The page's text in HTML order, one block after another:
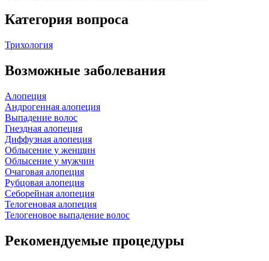
Категория вопроса
Трихология
Возможные заболевания
Алопеция
Андрогенная алопеция
Выпадение волос
Гнездная алопеция
Диффузная алопеция
Облысение у женщин
Облысение у мужчин
Очаговая алопеция
Рубцовая алопеция
Себорейная алопеция
Телогеновая алопеция
Телогеновое выпадение волос
Рекомендуемые процедуры